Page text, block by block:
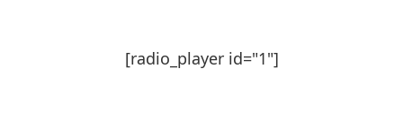
[radio_player id="1"]